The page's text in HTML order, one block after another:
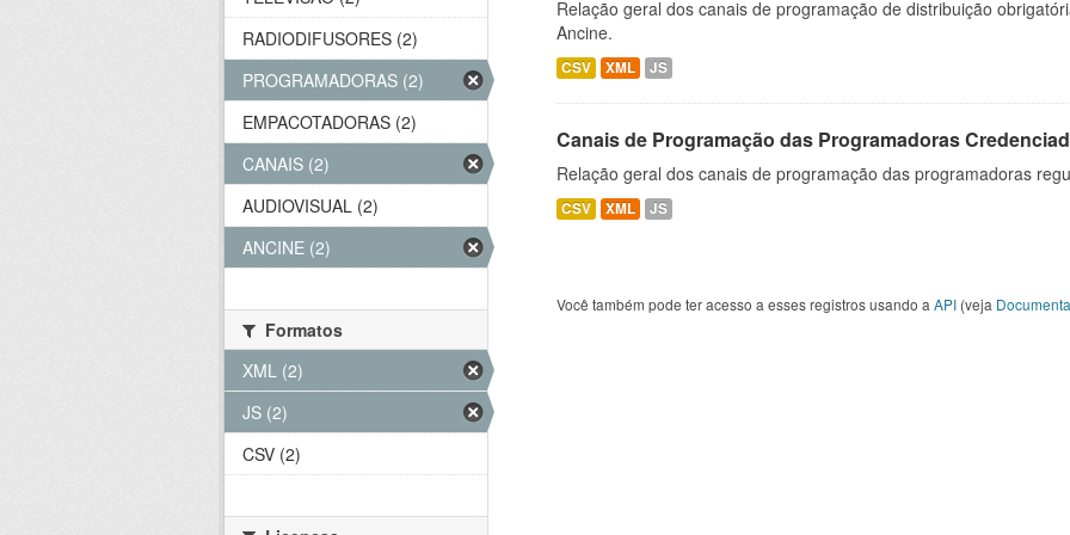
Relação geral dos canais de programação de distribuição
Ancine.
CSV XML JS
Canais de Programação das Programadoras
Relação geral dos canais de programação das programadoras
CSV XML JS
Você também pode ter acesso a esses registros usando a API (veja
RADIODIFUSORES (2)
PROGRAMADORAS (2)
EMPACOTADORAS (2)
CANAIS (2)
AUDIOVISUAL (2)
ANCINE (2)
Formatos
XML (2)
JS (2)
CSV (2)